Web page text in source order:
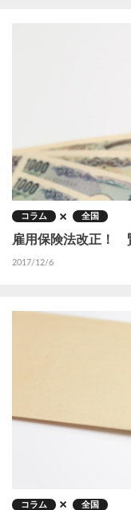
コラム 全国
雇用保険法改正！
2017/12/6
コラム 全国